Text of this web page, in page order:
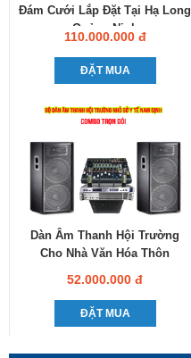
Đám Cưới Lắp Đặt Tại Hạ Long
Quảng Ninh
110.000.000 đ
ĐẶT MUA
Dàn Âm Thanh Hội Trường
Cho Nhà Văn Hóa Thôn
52.000.000 đ
ĐẶT MUA